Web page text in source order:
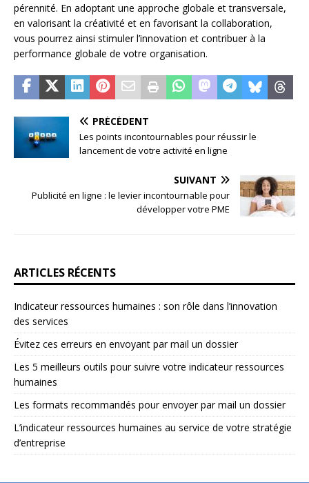
pérennité. En adoptant une approche globale et transversale,
en valorisant la créativité et en favorisant la collaboration,
vous pourrez ainsi stimuler l’innovation et contribuer à la
performance globale de votre organisation.
PRÉCÉDENT
Les points incontournables pour réussir le
lancement de votre activité en ligne
SUIVANT
Publicité en ligne : le levier incontournable pour
développer votre PME
ARTICLES RÉCENTS
Indicateur ressources humaines : son rôle dans l’innovation
des services
Évitez ces erreurs en envoyant par mail un dossier
Les 5 meilleurs outils pour suivre votre indicateur ressources
humaines
Les formats recommandés pour envoyer par mail un dossier
L’indicateur ressources humaines au service de votre stratégie
d’entreprise